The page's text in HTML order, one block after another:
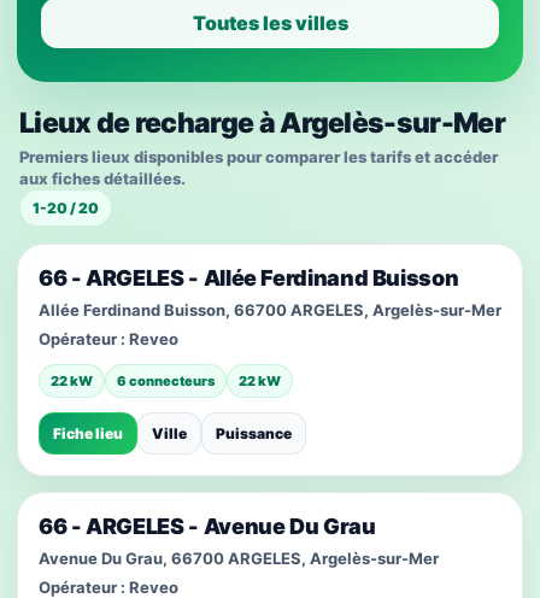
Toutes les villes
Lieux de recharge à Argelès-sur-Mer
Premiers lieux disponibles pour comparer les tarifs et accéder
aux fiches détaillées.
1-20 / 20
66 - ARGELES - Allée Ferdinand Buisson
Allée Ferdinand Buisson, 66700 ARGELES, Argelès-sur-Mer
Opérateur : Reveo
22 kW 6 connecteurs 22 kW
Fiche lieu Ville Puissance
66 - ARGELES - Avenue Du Grau
Avenue Du Grau, 66700 ARGELES, Argelès-sur-Mer
Opérateur : Reveo